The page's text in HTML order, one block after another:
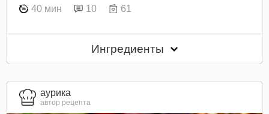
40 мин 10 61
Ингредиенты
aурика
автор рецепта